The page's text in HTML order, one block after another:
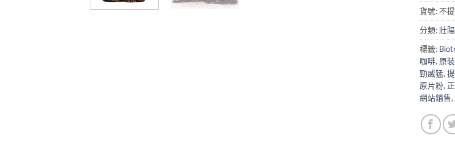
貨號:不
分類:壯
標籤:
咖啡, 原
勁威猛,
原片粉,
網站銷售,